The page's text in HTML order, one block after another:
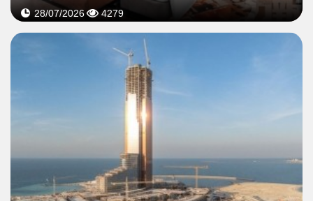
28/07/2026 4279